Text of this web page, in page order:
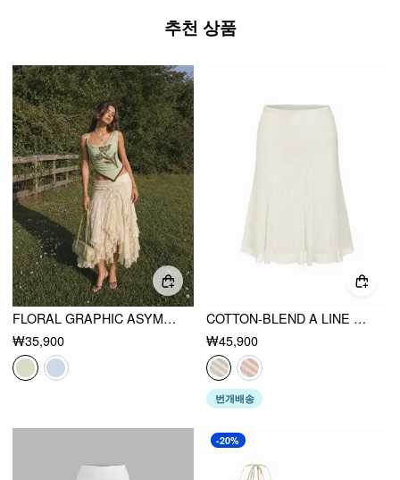
추천 상품
FLORAL GRAPHIC ASYMMETRICAL NECK BEADED TOP
₩35,900
COTTON-BLEND A LINE MID RISE LACE FLOWER MIDI SKIRT
₩45,900
번개배송
-20%